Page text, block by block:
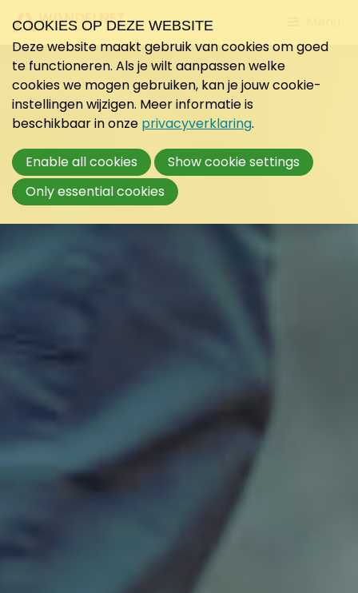
to
COOKIES OP DEZE WEBSITE
Deze website maakt gebruik van cookies om goed
te functioneren. Als je wilt aanpassen welke
cookies we mogen gebruiken, kan je jouw cookie-
instellingen wijzigen. Meer informatie is
beschikbaar in onze privacyverklaring.
Enable all cookies
Show cookie settings
Only essential cookies